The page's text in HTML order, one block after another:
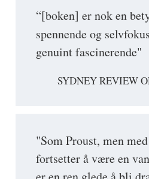
“[boken] er nok en
spennende og
genuint fascinerende"
SYDNEY REVIEW
"Som Proust, men
fortsetter å være en